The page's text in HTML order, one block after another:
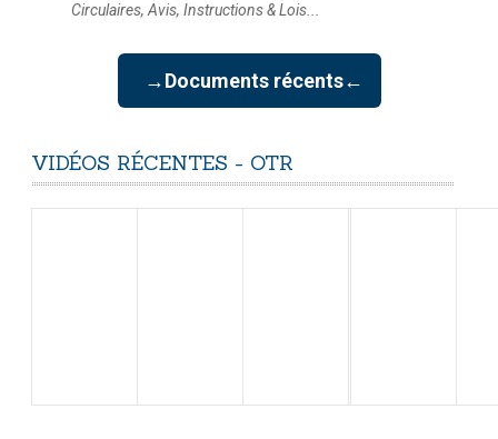
Circulaires, Avis, Instructions & Lois...
→Documents récents←
VIDÉOS RÉCENTES - OTR